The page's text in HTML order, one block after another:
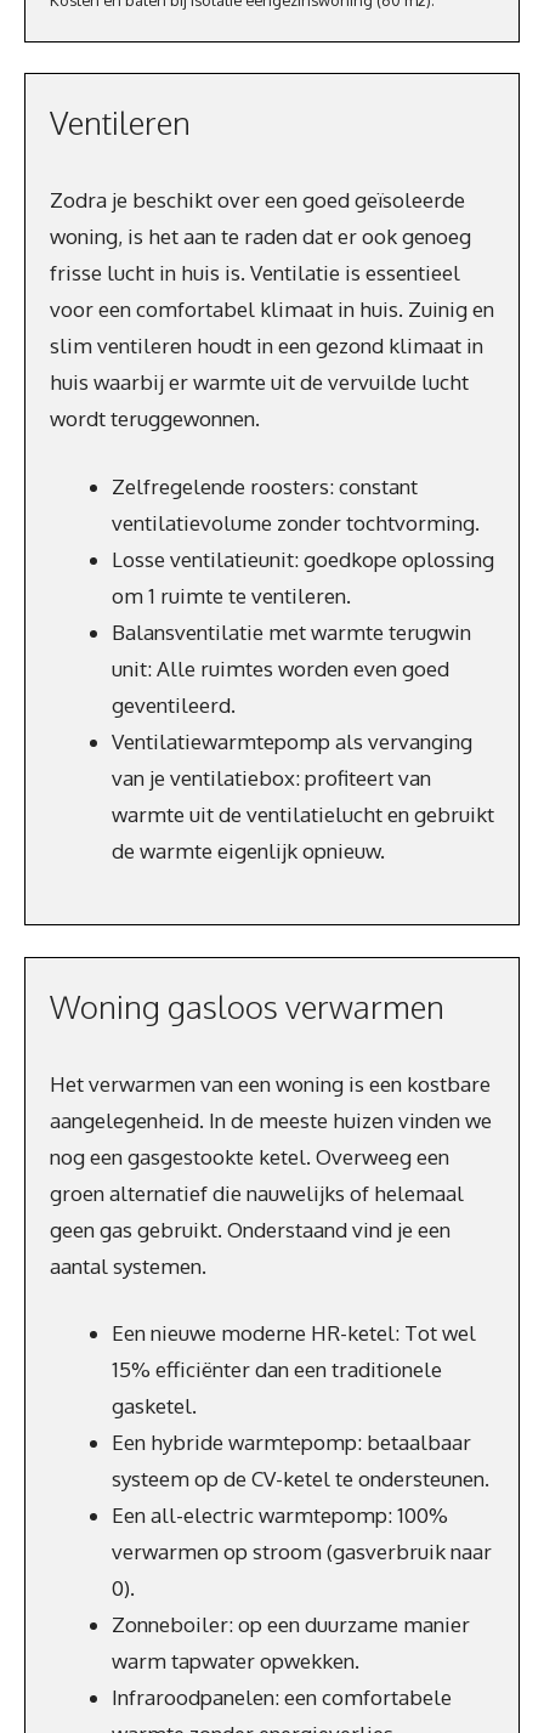
Ventileren
Zodra je beschikt over een goed geïsoleerde
woning, is het aan te raden dat er ook genoeg
frisse lucht in huis is. Ventilatie is essentieel
voor een comfortabel klimaat in huis. Zuinig en
slim ventileren houdt in een gezond klimaat in
huis waarbij er warmte uit de vervuilde lucht
wordt teruggewonnen.
Zelfregelende roosters: constant
ventilatievolume zonder tochtvorming.
Losse ventilatieunit: goedkope oplossing
om 1 ruimte te ventileren.
Balansventilatie met warmte terugwin
unit: Alle ruimtes worden even goed
geventileerd.
Ventilatiewarmtepomp als vervanging
van je ventilatiebox: profiteert van
warmte uit de ventilatielucht en gebruikt
de warmte eigenlijk opnieuw.
Woning gasloos verwarmen
Het verwarmen van een woning is een kostbare
aangelegenheid. In de meeste huizen vinden we
nog een gasgestookte ketel. Overweeg een
groen alternatief die nauwelijks of helemaal
geen gas gebruikt. Onderstaand vind je een
aantal systemen.
Een nieuwe moderne HR-ketel: Tot wel
15% efficiënter dan een traditionele
gasketel.
Een hybride warmtepomp: betaalbaar
systeem op de CV-ketel te ondersteunen.
Een all-electric warmtepomp: 100%
verwarmen op stroom (gasverbruik naar
0).
Zonneboiler: op een duurzame manier
warm tapwater opwekken.
Infraroodpanelen: een comfortabele